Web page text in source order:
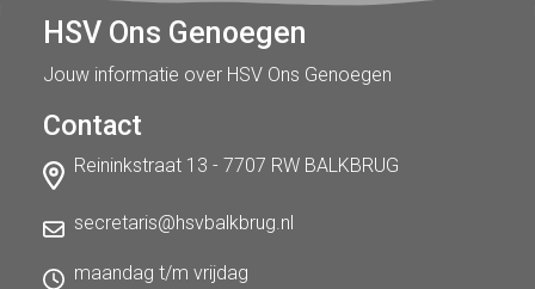
HSV Ons Genoegen
Jouw informatie over HSV Ons Genoegen
Contact
Reininkstraat 13 - 7707 RW BALKBRUG
secretaris@hsvbalkbrug.nl
maandag t/m vrijdag